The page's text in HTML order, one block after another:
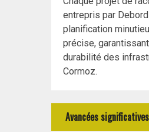
entrepris par
planification
précise,
durabilité des
Cormoz.
Avancées